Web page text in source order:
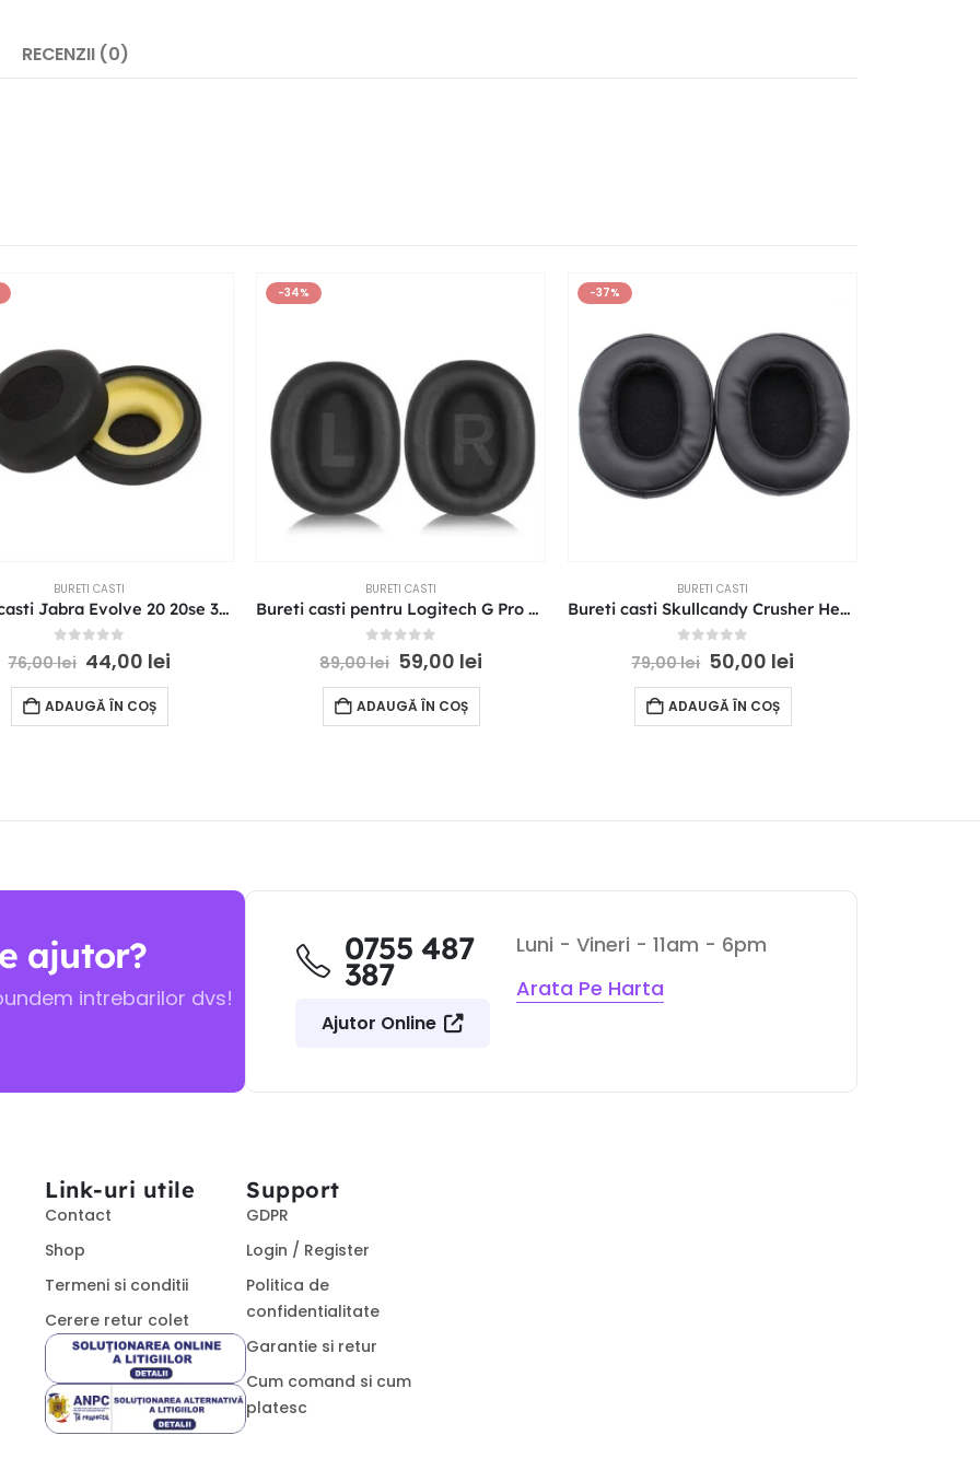
RECENZII (0)
BURETI CASTI
Bureti casti Jabra Evolve 20 20se 30 30II 65 65+
out of 5
76,00lei 44,00 lei
ADAUGĂ ÎN COȘ
-34%
BURETI CASTI
Bureti casti pentru Logitech G Pro G Pro X G433 G233 Protein Leather
out of 5
89,00lei 59,00 lei
ADAUGĂ ÎN COȘ
-37%
BURETI CASTI
Bureti casti Skullcandy Crusher Hesh 3 3.0 Hesh3 Venue Wireless ANC
out of 5
79,00lei 50,00 lei
ADAUGĂ ÎN COȘ
ajutor?
intrebarilor dvs!
0755 487
387
Ajutor Online
Luni - Vineri - 11am - 6pm
Arata Pe Harta
Link-uri utile
Contact
Shop
Termeni si conditii
Cerere retur colet
Support
GDPR
Login / Register
Politica de
confidentialitate
Garantie si retur
Cum comand si cum
platesc